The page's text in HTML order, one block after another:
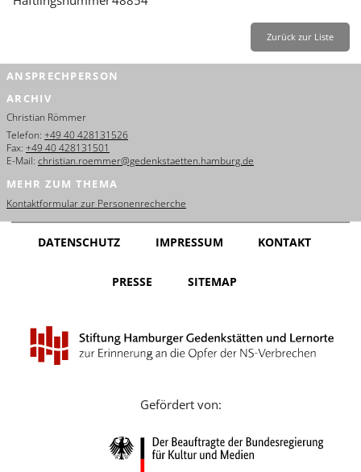
Français
Dansk
Español
Nederlands
Português
Русский
Leichte Sprache
Zurück zur Liste
ANSPRECHPERSON
ARCHIV
Christian Römmer
Telefon: +49 40 428131526
Fax: +49 40 428131501
E-Mail: christian.roemmer@gedenkstaetten.hamburg.de
MEHR ZUM THEMA
Kontaktformular zur Personenrecherche
DATENSCHUTZ IMPRESSUM KONTAKT
PRESSE SITEMAP
Gefördert von: